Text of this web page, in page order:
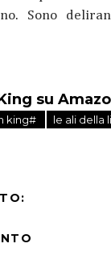
Sono
su
king# le ali della